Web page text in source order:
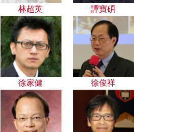
林超英 譚寶碩
徐家健 徐俊祥